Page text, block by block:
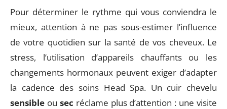
Pour déterminer le rythme qui vous conviendra le
mieux, attention à ne pas sous-estimer l’influence
de votre quotidien sur la santé de vos cheveux. Le
stress, l’utilisation d’appareils chauffants ou les
changements hormonaux peuvent exiger d’adapter
la cadence des soins Head Spa. Un cuir chevelu
sensible ou sec réclame plus d’attention : une visite